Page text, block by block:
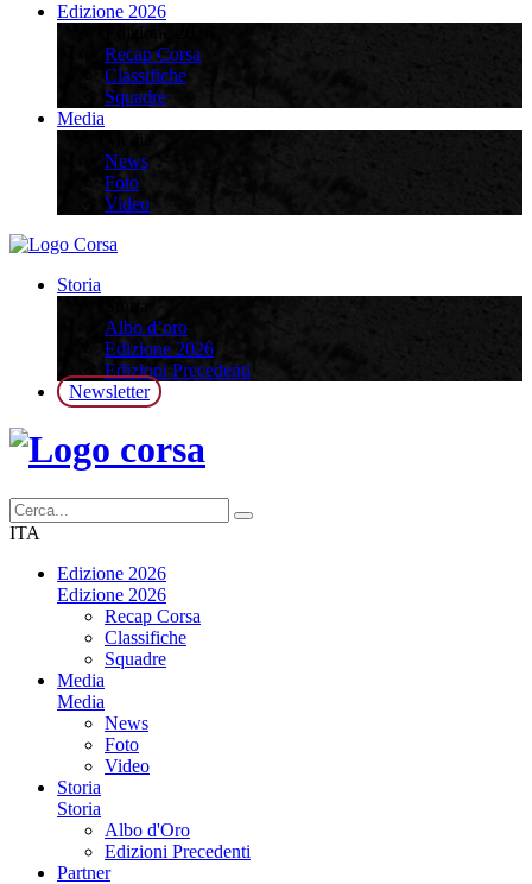
Edizione 2026
Recap Corsa
Classifiche
Squadre
Media
News
Foto
Video
Storia
Albo d’oro
Edizione 2026
Edizioni Precedenti
Newsletter
ITA
Edizione 2026
Edizione 2026
Recap Corsa
Classifiche
Squadre
Media
Media
News
Foto
Video
Storia
Storia
Albo d'Oro
Edizioni Precedenti
Partner